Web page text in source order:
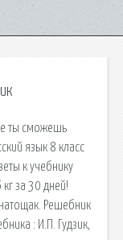
ты сможешь
язык 8 класс
к учебнику
за 30 дней!
Решебник
: И.П. Гудзик,